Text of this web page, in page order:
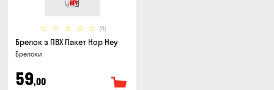
(0)
Брелок з ПВХ Пакет Hop Hey
Брелоки
59,00